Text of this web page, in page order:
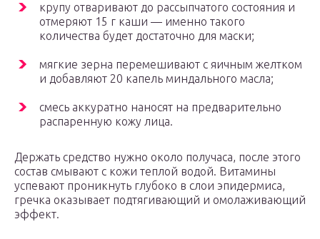
крупу отваривают до рассыпчатого состояния и
отмеряют 15 г каши — именно такого
количества будет достаточно для маски;
мягкие зерна перемешивают с яичным желтком
и добавляют 20 капель миндального масла;
смесь аккуратно наносят на предварительно
распаренную кожу лица.
Держать средство нужно около получаса, после этого
состав смывают с кожи теплой водой. Витамины
успевают проникнуть глубоко в слои эпидермиса,
гречка оказывает подтягивающий и омолаживающий
эффект.